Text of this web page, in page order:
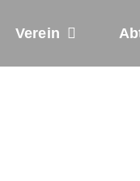
Verein